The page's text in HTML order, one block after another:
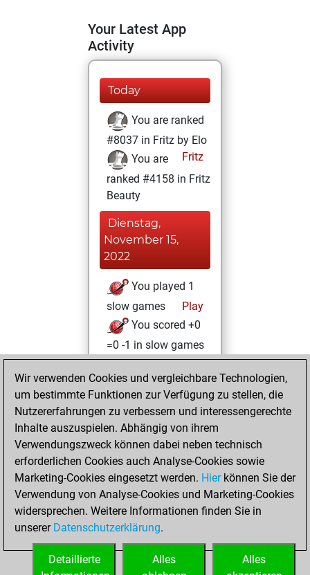
Your Latest App
Activity
Today
You are ranked
#8037 in Fritz by Elo
Fritz
You are
ranked #4158 in Fritz
Beauty
Dienstag,
November 15,
2022
You played 1
slow games
Play
You scored +0
=0 -1 in slow games
Mittwoch,
Oktober 26, 2022
You won
against Fritz
Fritz
You achieved a
BeautyScore of 80
You achieved a
new Elo of 1606
You created
your Fritz account
Wir verwenden Cookies und vergleichbare Technologien,
um bestimmte Funktionen zur Verfügung zu stellen, die
Nutzererfahrungen zu verbessern und interessengerechte
Inhalte auszuspielen. Abhängig von ihrem
Verwendungszweck können dabei neben technisch
erforderlichen Cookies auch Analyse-Cookies sowie
Marketing-Cookies eingesetzt werden. Hierkönnen Sie der
Verwendung von Analyse-Cookies und Marketing-Cookies
widersprechen. Weitere Informationen finden Sie in
unserer Datenschutzerklärung.
Alles
Alles
Detaillierte